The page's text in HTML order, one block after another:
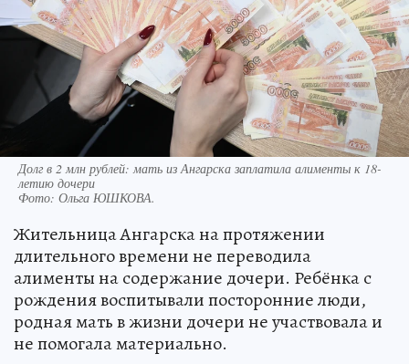
Долг в 2 млн рублей: мать из Ангарска заплатила алименты к 18-
летию дочери
Фото: Ольга ЮШКОВА.
Жительница Ангарска на протяжении
длительного времени не переводила
алименты на содержание дочери. Ребёнка с
рождения воспитывали посторонние люди,
родная мать в жизни дочери не участвовала и
не помогала материально.